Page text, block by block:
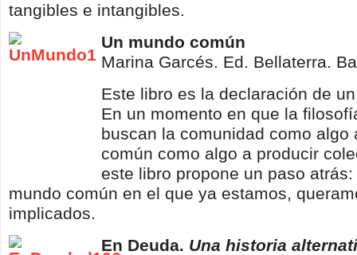
tangibles e intangibles.
Un mundo común
Marina Garcés. Ed. Bellaterra.
Este libro es la declaración de
En un momento en que la
buscan la comunidad como algo
común como algo a producir
este libro propone un paso
mundo común en el que ya estamos,
implicados.
En Deuda. Una historia